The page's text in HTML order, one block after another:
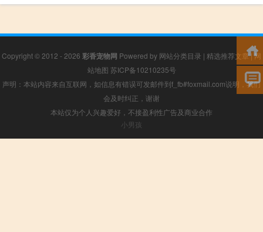
Copyright © 2012 - 2026 彩香宠物网 Powered by 网站分类目录 | 精选推荐文章|网
站地图 苏ICP备10210235号
声明：本站内容来自互联网，如信息有错误可发邮件到f_fb#foxmail.com说明，我们
会及时纠正，谢谢
本站仅为个人兴趣爱好，不接盈利性广告及商业合作
小男孩